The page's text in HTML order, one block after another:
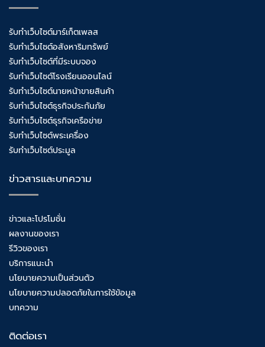
รับทำเว็บไซต์มาร์เก็ตเพลส
รับทำเว็บไซต์อสังหาริมทรัพย์
รับทำเว็บไซต์ที่มีระบบจอง
รับทำเว็บไซต์โรงเรียนออนไลน์
รับทำเว็บไซต์นายหน้าขายสินค้า
รับทำเว็บไซต์ธุรกิจประกันภัย
รับทำเว็บไซต์ธุรกิจเครือข่าย
รับทำเว็บไซต์พระเครื่อง
รับทำเว็บไซต์ประมูล
ข่าวสารและบทความ
ข่าวและโปรโมชั่น
ผลงานของเรา
รีวิวของเรา
บริการแนะนำ
นโยบายความเป็นส่วนตัว
นโยบายความปลอดภัยในการใช้ข้อมูล
บทความ
ติดต่อเรา